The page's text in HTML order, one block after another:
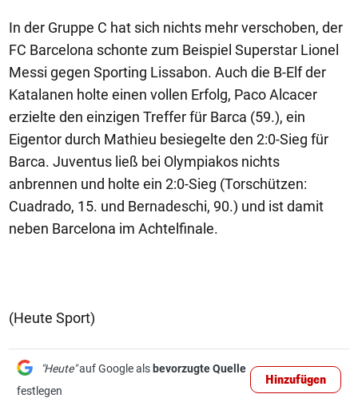
In der Gruppe C hat sich nichts mehr verschoben, der
FC Barcelona schonte zum Beispiel Superstar Lionel
Messi gegen Sporting Lissabon. Auch die B-Elf der
Katalanen holte einen vollen Erfolg, Paco Alcacer
erzielte den einzigen Treffer für Barca (59.), ein
Eigentor durch Mathieu besiegelte den 2:0-Sieg für
Barca. Juventus ließ bei Olympiakos nichts
anbrennen und holte ein 2:0-Sieg (Torschützen:
Cuadrado, 15. und Bernadeschi, 90.) und ist damit
neben Barcelona im Achtelfinale.
(Heute Sport)
"Heute"auf Google als bevorzugte Quelle
festlegen
Hinzufügen